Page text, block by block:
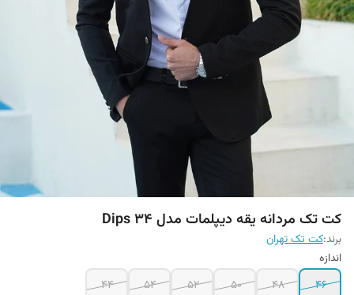
کت تک مردانه یقه دیپلمات مدل Dips 34
برند:کت تک تهران
اندازه
46
48
50
52
54
44